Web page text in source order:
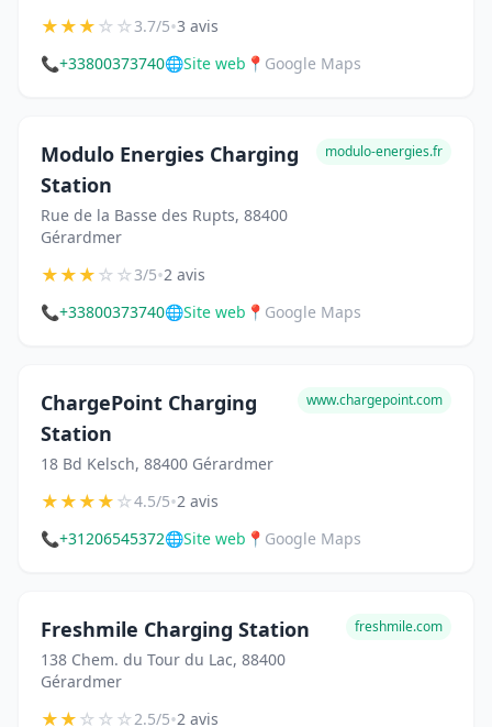
★★★☆☆3.7/5•3 avis
📞+33800373740🌐Site web 📍 Google Maps
Modulo Energies Charging
Station
Rue de la Basse des Rupts, 88400
Gérardmer
modulo-energies.fr
★★★☆☆3/5•2 avis
📞+33800373740🌐Site web 📍 Google Maps
ChargePoint Charging
Station
18 Bd Kelsch, 88400 Gérardmer
www.chargepoint.com
★★★★☆4.5/5•2 avis
📞+31206545372🌐Site web 📍 Google Maps
Freshmile Charging Station
138 Chem. du Tour du Lac, 88400
Gérardmer
freshmile.com
★★☆☆☆2.5/5•2 avis